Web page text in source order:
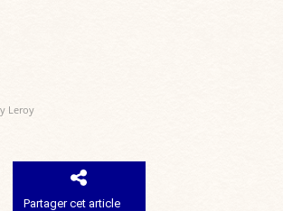
Leroy
Partager cet article